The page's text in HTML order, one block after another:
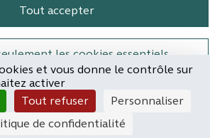
Tout accepter
les cookies essentiels
Paramètres
des cookies
Plateforme de participation de la
Plateforme de participation de la
Plateforme de participation
Plateforme de
(Lien externe)
et vous donne le contrôle sur
activer
Tout refuser
Personnaliser
de confidentialité